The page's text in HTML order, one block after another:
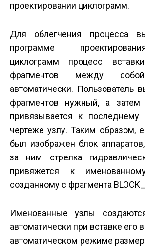
проектировании циклограмм.
Для облегчения процесса
программе
циклограмм процесс
фрагментов между
автоматически. Пользователь
фрагментов нужный, а затем
привязывается к последнему
чертеже узлу. Таким образом,
был изображен блок
за ним стрелка
привяжется к
созданному с фрагмента
Именованные узлы
автоматически при вставке его
автоматическом режиме